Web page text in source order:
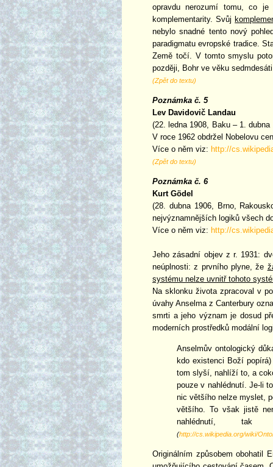
opravdu nerozumí tomu, co je
komplementarity. Svůj
nebylo snadné tento nový
paradigmatu evropské tradice.
Země točí. V tomto smyslu
později, Bohr ve věku
(Zpět do textu)
Poznámka č. 5
Lev Davidovič Landau
(22. ledna 1908, Baku – 1.
V roce 1962 obdržel Nobelovu
Více o něm viz: http://
(Zpět do textu)
Poznámka č. 6
Kurt Gödel
(28. dubna 1906, Brno,
nejvýznamnějších logiků všech
Více o něm viz: http://
Jeho zásadní objev z r. 1931:
neúplnosti: z prvního plyne, že
systému nelze uvnitř tohoto
Na sklonku života zpracoval v
úvahy Anselma z Canterbury
smrti a jeho význam je dosud
moderních prostředků modální
Anselmův ontologický
kdo existenci Boží
tom slyší, nahlíží to, a
pouze v nahlédnutí. Je-li
nic většího nelze myslet,
většího. To však jistě
nahlédnutí,
(http://cs.wikipedia.org/wiki/
Originálním způsobem obohatil